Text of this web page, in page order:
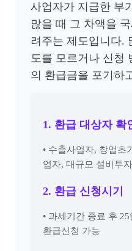
사업자가 지급한 부
많을 때 그 차액을
려주는 제도입니다.
도를 모르거나 신청
의 환급금을 포기하
1. 환급 대상자 확
• 수출사업자, 창업초
업자, 대규모 설비투
2. 환급 신청시기
• 과세기간 종료 후
환급신청 가능